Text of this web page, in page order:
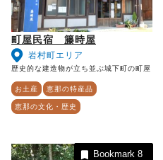
町屋民宿 籐時屋
岩村町エリア
歴史的な建造物が立ち並ぶ城下町の町屋
お土産 恵那の特産品
恵那の文化・歴史
Bookmark8